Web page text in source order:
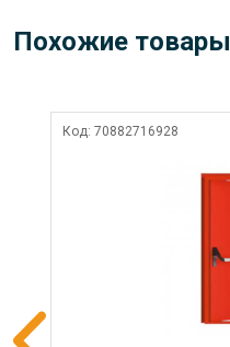
Похожие товары
Код: 70882716928